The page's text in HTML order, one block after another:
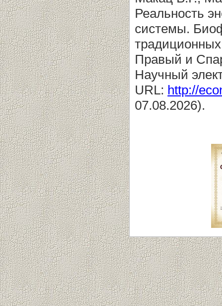
Реальность
системы.
Правый и
Научный
URL: http://
07.08.2026).